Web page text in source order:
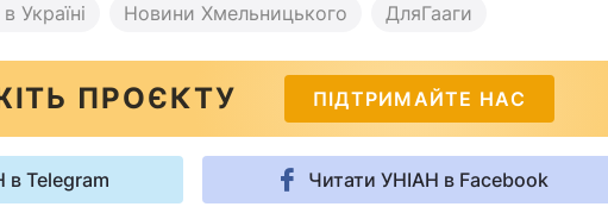
Україні Новини Хмельницького ДляГааги
ПРОЄКТУ ПІДТРИМАЙТЕ НАС
в Telegram Читати УНІАН в Facebook